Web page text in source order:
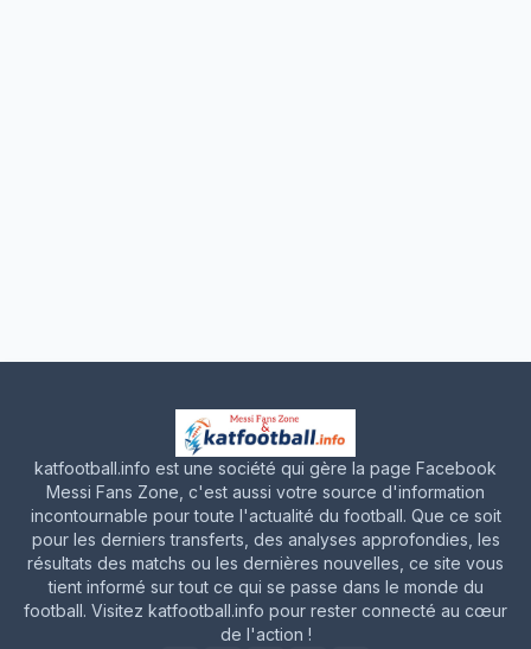
katfootball.info est une société qui gère la page Facebook
Messi Fans Zone, c'est aussi votre source d'information
incontournable pour toute l'actualité du football. Que ce soit
pour les derniers transferts, des analyses approfondies, les
résultats des matchs ou les dernières nouvelles, ce site vous
tient informé sur tout ce qui se passe dans le monde du
football. Visitez katfootball.info pour rester connecté au cœur
de l'action !